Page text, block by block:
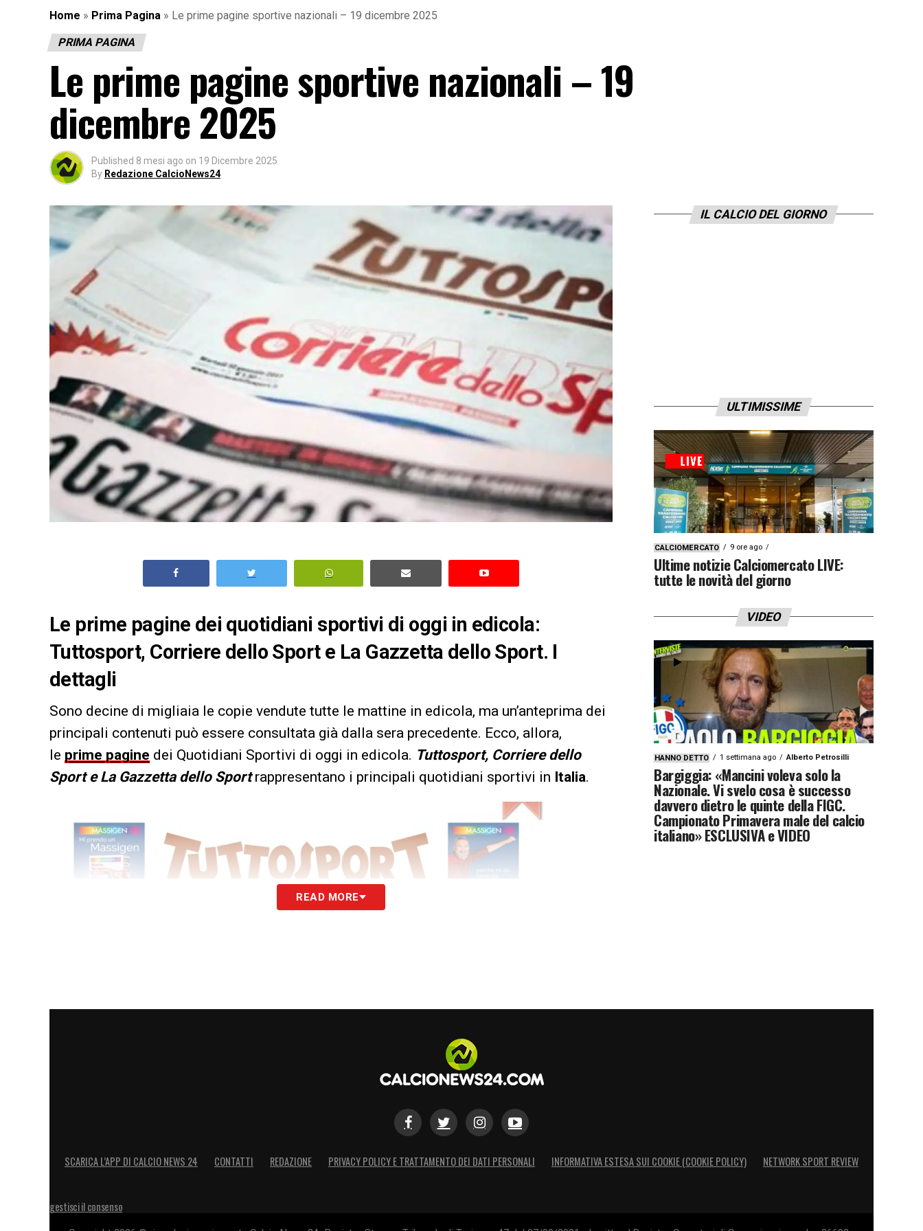
Home » Prima Pagina » Le prime pagine sportive nazionali – 19 dicembre 2025
PRIMA PAGINA
Le prime pagine sportive nazionali – 19
dicembre 2025
Published 8 mesi ago on 19 Dicembre 2025
By Redazione CalcioNews24
Le prime pagine dei quotidiani sportivi di oggi in edicola:
Tuttosport, Corriere dello Sport e La Gazzetta dello Sport. I
dettagli
Sono decine di migliaia le copie vendute tutte le mattine in edicola, ma un’anteprima dei
principali contenuti può essere consultata già dalla sera precedente. Ecco, allora,
le prime pagine dei Quotidiani Sportivi di oggi in edicola. Tuttosport, Corriere dello
Sport e La Gazzetta dello Sportrappresentano i principali quotidiani sportivi in Italia.
READ MORE
IL CALCIO DEL GIORNO
ULTIMISSIME
CALCIOMERCATO 9 ore ago
Ultime notizie Calciomercato LIVE:
tutte le novità del giorno
VIDEO
HANNO DETTO 1 settimana ago Alberto Petrosilli
Bargiggia: «Mancini voleva solo la
Nazionale. Vi svelo cosa è successo
davvero dietro le quinte della FIGC.
Campionato Primavera male del calcio
italiano» ESCLUSIVA e VIDEO
SCARICA L’APP DI CALCIO NEWS 24 CONTATTI REDAZIONE PRIVACY POLICY E TRATTAMENTO DEI DATI PERSONALI INFORMATIVA ESTESA SUI COOKIE (COOKIE POLICY) NETWORK SPORT REVIEW
gestisci il consenso